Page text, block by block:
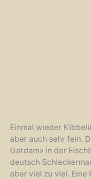
Einmal wieder
aber auch sehr fein.
Gatdam» in der
deutsch
aber viel zu viel.